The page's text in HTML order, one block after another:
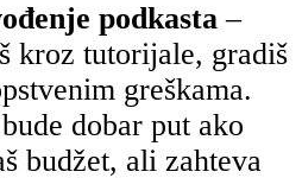
podkasta –
kroz tutorijale, gradiš
greškama.
dobar put ako
budžet, ali zahteva